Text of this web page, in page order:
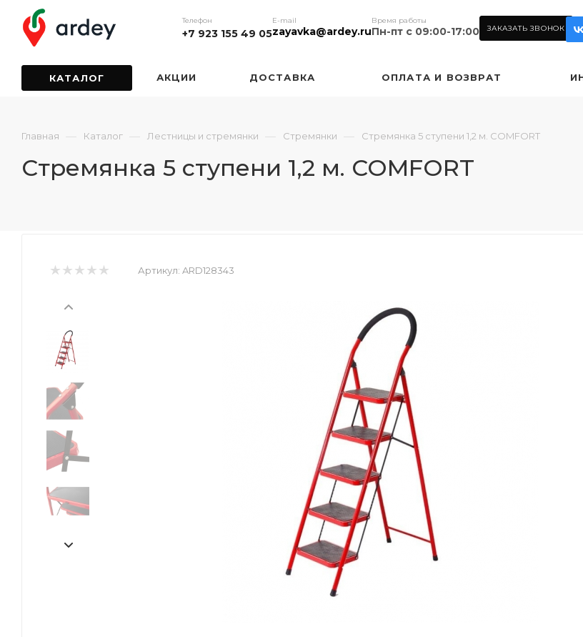
Телефон
+7 923 155 49 05
E-mail
zayavka@ardey.ru
Время работы
Пн-пт с 09:00-17:00 ЗАКАЗАТЬ ЗВОНОК
КАТАЛОГ АКЦИИ ДОСТАВКА ОПЛАТА И ВОЗВРАТ
Главная — Каталог — Лестницы и стремянки — Стремянки — Стремянка 5 ступени 1,2 м. COMFORT
Стремянка 5 ступени 1,2 м. COMFORT
Артикул: ARD128343